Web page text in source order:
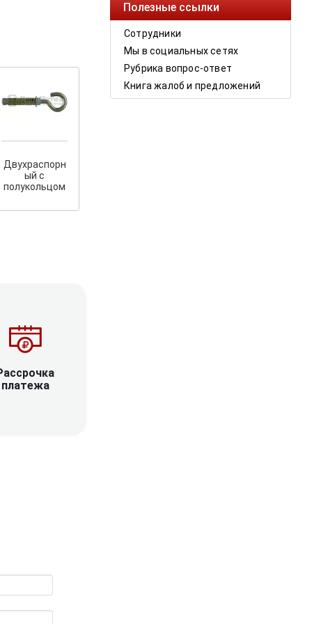
Полезные ссылки
Сотрудники
Мы в социальных сетях
Рубрика вопрос-ответ
Книга жалоб и предложений
Двухраспорн
ый с
полукольцом
платежа